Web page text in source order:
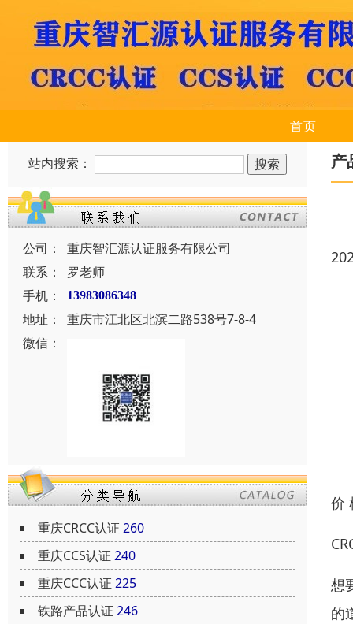
首页
站内搜索：
公司：
重庆智汇源认证服务有限公司
联系：
罗老师
手机：
13983086348
地址：
重庆市江北区北滨二路538号7-8-4
微信：
重庆CRCC认证 260
重庆CCS认证 240
重庆CCC认证 225
铁路产品认证 246
产
价
想
的